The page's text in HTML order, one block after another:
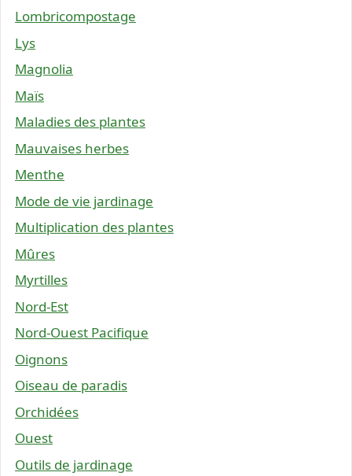
Lombricompostage
Lys
Magnolia
Maïs
Maladies des plantes
Mauvaises herbes
Menthe
Mode de vie jardinage
Multiplication des plantes
Mûres
Myrtilles
Nord-Est
Nord-Ouest Pacifique
Oignons
Oiseau de paradis
Orchidées
Ouest
Outils de jardinage